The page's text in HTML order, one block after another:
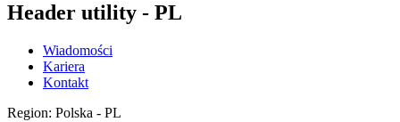
Header utility - PL
Wiadomości
Kariera
Kontakt
Region: Polska - PL